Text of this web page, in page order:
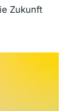
Zukunft